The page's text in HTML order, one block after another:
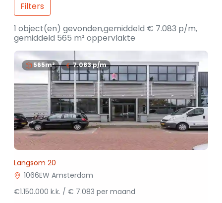
Filters
1 object(en) gevonden,gemiddeld € 7.083 p/m,
gemiddeld 565 m² oppervlakte
565m² 7.083p/m
Langsom 20
1066EW Amsterdam
€1.150.000 k.k. / € 7.083 per maand